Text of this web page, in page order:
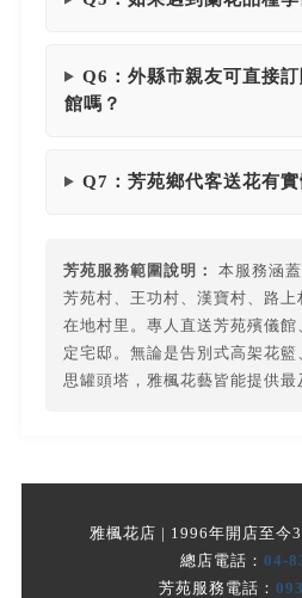
Q6：外縣市親友可直接
館嗎？
Q7：芳苑鄉代客送花有
芳苑服務範圍說明：
本服務涵
芳苑村、王功村、漢寶村、路
在地村里。專人直送芳苑殯儀
定宅邸。無論是告別式高架花
思罐頭塔，雅楓花藝皆能提供最
雅楓花店 | 1996年開店至今
總店電話： 04-
芳苑服務電話：